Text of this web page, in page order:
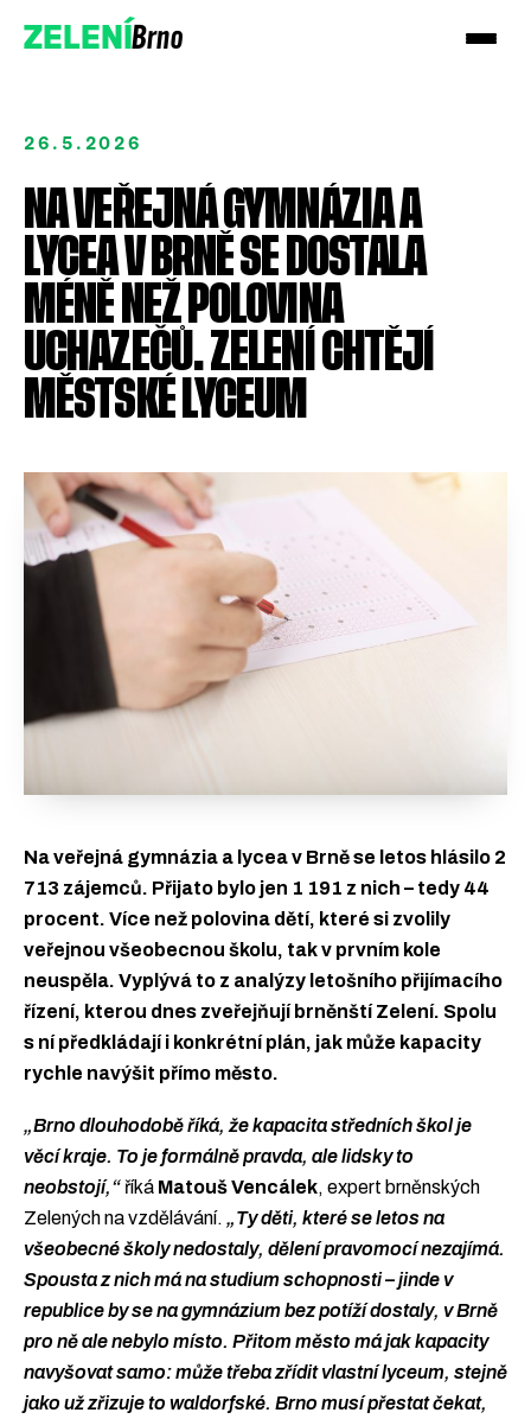
ZELENÍBrno
Přidejte se!
Podpořte nás darem
26.5.2026
NA VEŘEJNÁ GYMNÁZIA A
LYCEA V BRNĚ SE DOSTALA
MÉNĚ NEŽ POLOVINA
UCHAZEČŮ. ZELENÍ CHTĚJÍ
MĚSTSKÉ LYCEUM
Na veřejná gymnázia a lycea v Brně se letos hlásilo 2
713 zájemců. Přijato bylo jen 1 191 z nich – tedy 44
procent. Více než polovina dětí, které si zvolily
veřejnou všeobecnou školu, tak v prvním kole
neuspěla. Vyplývá to z analýzy letošního přijímacího
řízení, kterou dnes zveřejňují brněnští Zelení. Spolu
s ní předkládají i konkrétní plán, jak může kapacity
rychle navýšit přímo město.
„Brno dlouhodobě říká, že kapacita středních škol je
věcí kraje. To je formálně pravda, ale lidsky to
neobstojí,“ říká Matouš Vencálek, expert brněnských
Zelených na vzdělávání. „Ty děti, které se letos na
všeobecné školy nedostaly, dělení pravomocí nezajímá.
Spousta z nich má na studium schopnosti – jinde v
republice by se na gymnázium bez potíží dostaly, v Brně
pro ně ale nebylo místo. Přitom město má jak kapacity
navyšovat samo: může třeba zřídit vlastní lyceum, stejně
jako už zřizuje to waldorfské. Brno musí přestat čekat,